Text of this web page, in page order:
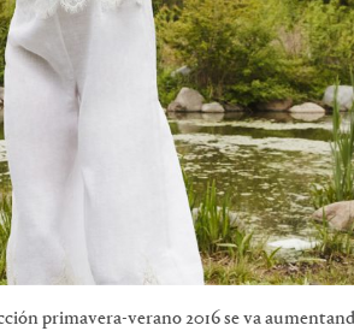
primavera-verano 2016 se va